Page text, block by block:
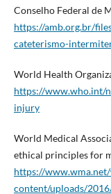
Conselho Federal de
https://amb.org.br/
cateterismo-
World Health
https://www.who.int/
injury
World Medical
ethical principles for
https://
content/uploads/